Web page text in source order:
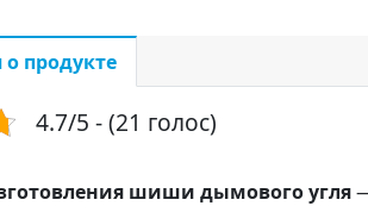
продукте
4.7/5 - (21 голос)
шиши дымового угля